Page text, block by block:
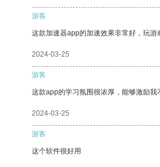
游客
这款加速器app的加速效果非常好，玩游
2024-03-25
游客
这款app的学习氛围很浓厚，能够激励我
2024-03-25
游客
这个软件很好用